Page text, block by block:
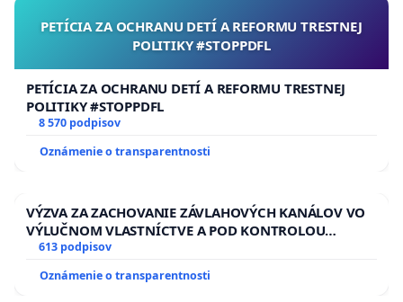
PETÍCIA ZA OCHRANU DETÍ A REFORMU TRESTNEJ
POLITIKY #STOPPDFL
PETÍCIA ZA OCHRANU DETÍ A REFORMU TRESTNEJ
POLITIKY #STOPPDFL
8 570 podpisov
Oznámenie o transparentnosti
VÝZVA ZA ZACHOVANIE ZÁVLAHOVÝCH KANÁLOV VO
VÝLUČNOM VLASTNÍCTVE A POD KONTROLOU
SLOVENSKEJ REPUBLIKY & žiadosť na riešenie
zanedbaného stavu závlahových a odvodňovacích
kanálov na Slovensku
613 podpisov
Oznámenie o transparentnosti